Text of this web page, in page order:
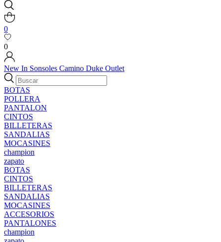
0
0
New In Sonsoles Camino Duke Outlet
BOTAS
POLLERA
PANTALON
CINTOS
BILLETERAS
SANDALIAS
MOCASINES
champion
zapato
BOTAS
CINTOS
BILLETERAS
SANDALIAS
MOCASINES
ACCESORIOS
PANTALONES
champion